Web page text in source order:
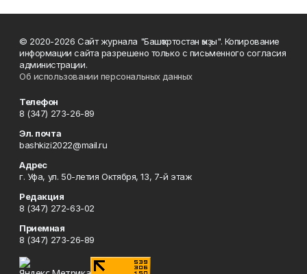
© 2020-2026 Сайт журнала "Башҡортостан ҡыҙы". Копирование
информации сайта разрешено только с письменного согласия
администрации.
Об использовании персональных данных
Телефон
8 (347) 273-26-89
Эл. почта
bashkizi2022@mail.ru
Адрес
г. Уфа, ул. 50-летия Октября, 13, 7-й этаж
Редакция
8 (347) 272-63-02
Приемная
8 (347) 273-26-89